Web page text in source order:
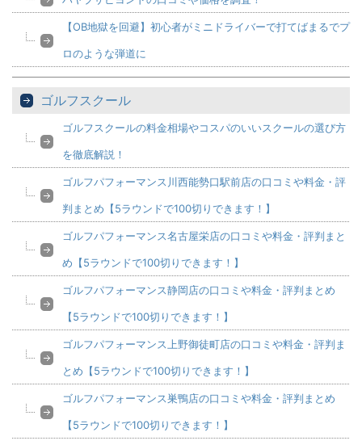
【OB地獄を回避】初心者がミニドライバーで打てばまるでプ
ロのような弾道に
ゴルフスクール
ゴルフスクールの料金相場やコスパのいいスクールの選び方
を徹底解説！
ゴルフパフォーマンス川西能勢口駅前店の口コミや料金・評
判まとめ【5ラウンドで100切りできます！】
ゴルフパフォーマンス名古屋栄店の口コミや料金・評判まと
め【5ラウンドで100切りできます！】
ゴルフパフォーマンス静岡店の口コミや料金・評判まとめ
【5ラウンドで100切りできます！】
ゴルフパフォーマンス上野御徒町店の口コミや料金・評判ま
とめ【5ラウンドで100切りできます！】
ゴルフパフォーマンス巣鴨店の口コミや料金・評判まとめ
【5ラウンドで100切りできます！】